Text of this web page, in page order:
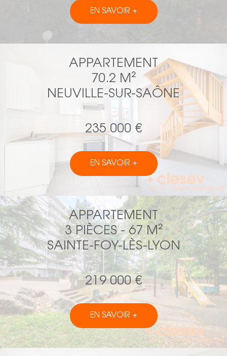
EN SAVOIR +
APPARTEMENT
70.2 M²
NEUVILLE-SUR-SAÔNE
235 000 €
EN SAVOIR +
APPARTEMENT
3 PIÈCES - 67 M²
SAINTE-FOY-LÈS-LYON
219 000 €
EN SAVOIR +